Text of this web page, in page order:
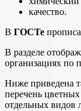
качество.
В ГОСТе
В разделе
организациях по
Ниже приведена
перечень
отдельных видов